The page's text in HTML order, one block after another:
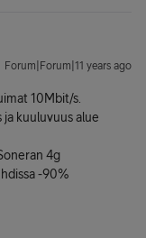
Forum|Forum|11 years ago
10Mbit/s.
kuuluvuus alue
4g
-90%